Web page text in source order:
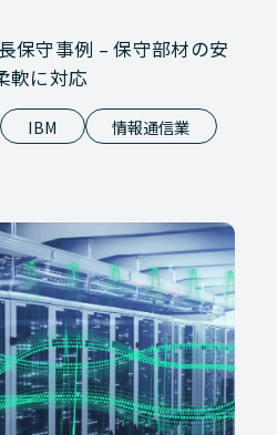
保守事例 – 保守部材の安
軟に対応
IBM
情報通信業